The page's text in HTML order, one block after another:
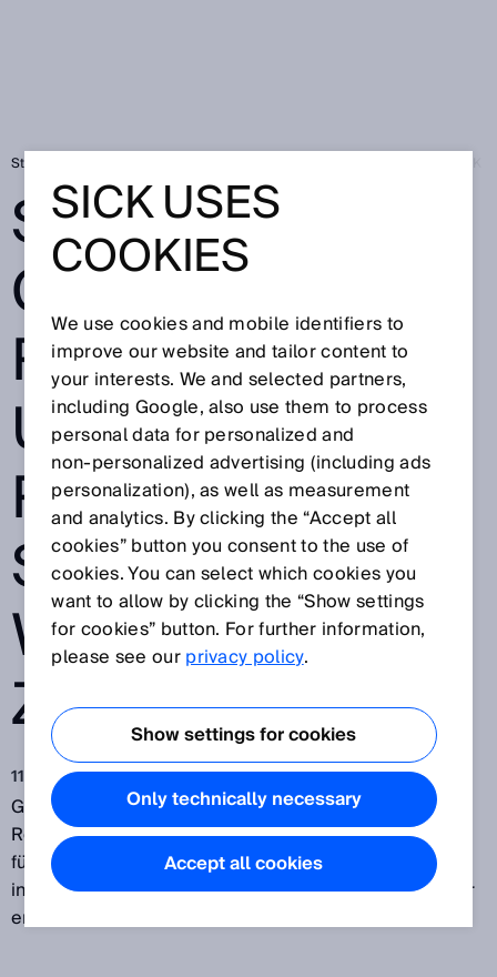
Startseite
SENSORLÖSUN
GEN FÜR DIE
ROBOTIK -
UNIVERSAL
ROBOTS UND
SICK AUF DEM
WEG IN DIE
ZUKUNFT
11.06.2018
Gemeinsam haben der renommierte
RoboterspezialistUniversal Robotsund SICK als
führender Anbieter von Sensorlösungen zwei
innovative Anwendungen für kollaborierende Roboter
entwickelt.
SICK USES
COOKIES
We use cookies and mobile identifiers to
improve our website and tailor content to
your interests. We and selected partners,
including Google, also use them to process
personal data for personalized and
non‑personalized advertising (including ads
personalization), as well as measurement
and analytics. By clicking the “Accept all
cookies” button you consent to the use of
cookies. You can select which cookies you
want to allow by clicking the “Show settings
for cookies” button. For further information,
please see ourprivacy policy.
Show settings for cookies
Only technically necessary
Accept all cookies